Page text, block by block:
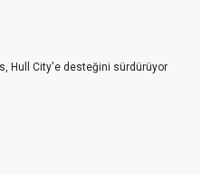
Hull City'e desteğini sürdürüyor